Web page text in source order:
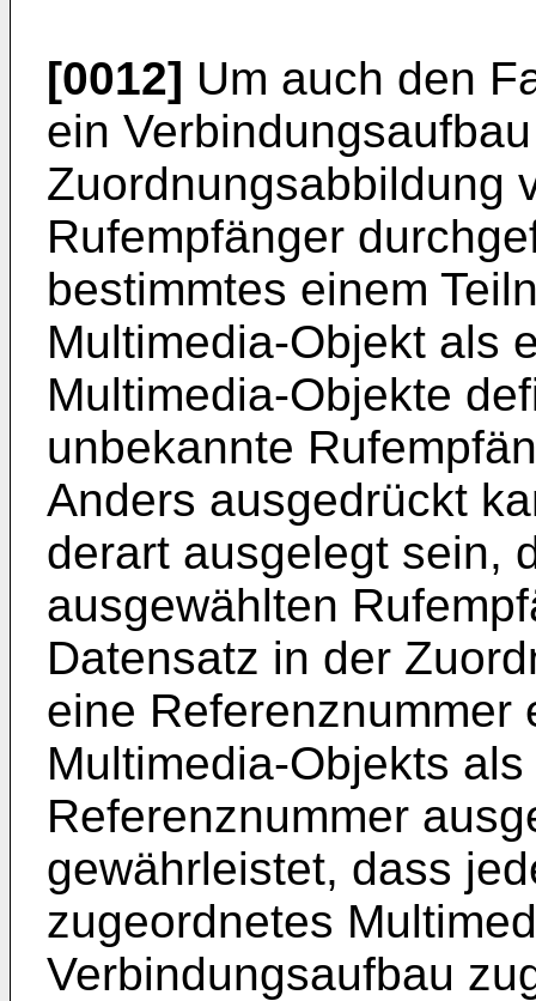
[0012] Um auch den
ein
Zuordnungsabbildung
Rufempfänger
bestimmtes einem
Multimedia-Objekt als
Multimedia-Objekte
unbekannte
Anders ausgedrückt
derart ausgelegt sein,
ausgewählten
Datensatz in der
eine Referenznummer
Multimedia-Objekts
Referenznummer
gewährleistet, dass
zugeordnetes
Verbindungsaufbau